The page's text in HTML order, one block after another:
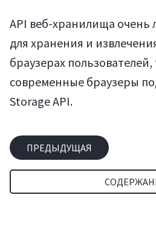
API веб-хранилища очень
для хранения и
браузерах пользователей,
современные браузеры
Storage API.
ПРЕДЫДУЩАЯ